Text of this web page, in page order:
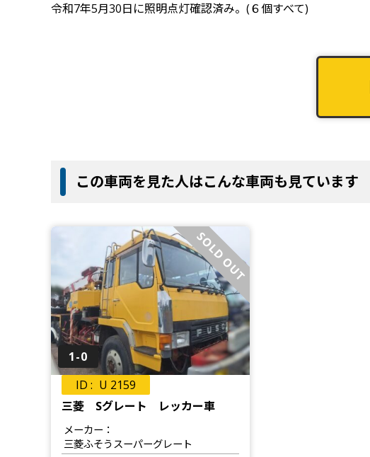
令和7年5月30日に照明点灯確認済み。(６個すべて)
この車両を見た人はこんな車両も見ています
SOLD OUT
1-0
U 2159
三菱 Sグレート レッカー車
メーカー
三菱ふそうスーパーグレート